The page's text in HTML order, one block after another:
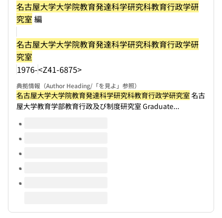
名古屋大学大学院教育発達科学研究科教育行政学研
究室 編
名古屋大学大学院教育発達科学研究科教育行政学研
究室
1976-<Z41-6875>
典拠情報（Author Heading/「を見よ」参照）
名古屋大学大学院教育発達科学研究科教育行政学研究室 名古
屋大学教育学部教育行政及び制度研究室 Graduate...
このタイトルの巻号